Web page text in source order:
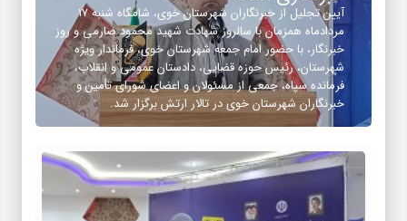
آیین تجلیل از خبرنگاران شهرستان خوی، شامگاه شنبه ۱۷
مردادماه همزمان با سالروز شهادت شهید محمود صارمی و روز
خبرنگار، با حضور امام جمعه شهرستان خوی، فرماندار ویژه
شهرستان، رئیس حوزه قضایی، دادستان عمومی و انقلاب،
فرمانده سپاه، جمعی از مسئولان و اعضای شورای تأمین و
خبرنگاران شهرستان خوی در تالار ارتش برگزار شد.